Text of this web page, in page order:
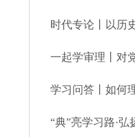
时代专论丨以历
一起学审理丨对
“典”亮学习路·